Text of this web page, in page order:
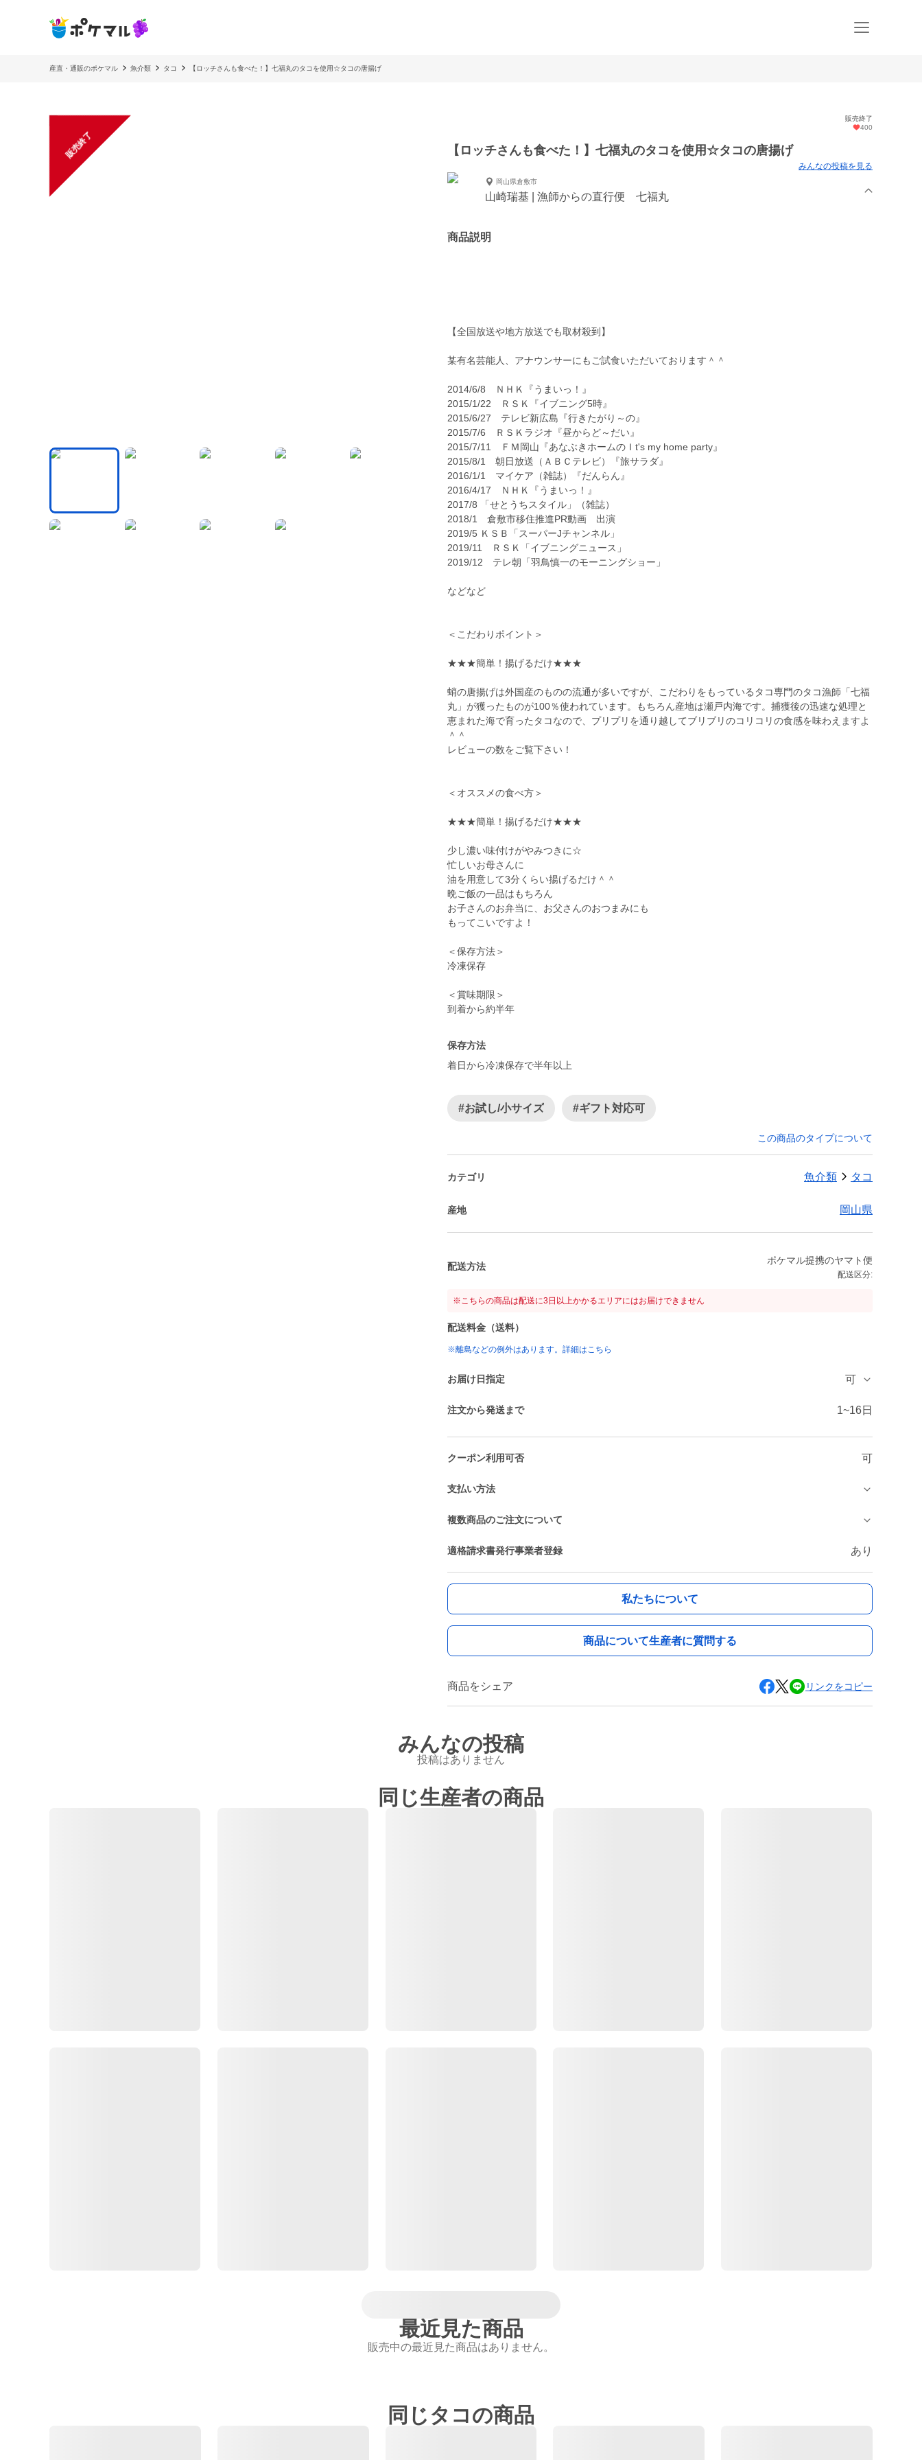
産直・通販のポケマル 魚介類 タコ 【ロッチさんも食べた！】七福丸のタコを使用☆タコの唐揚げ
販売終了
販売終了
400
【ロッチさんも食べた！】七福丸のタコを使用☆タコの唐揚げ
みんなの投稿を見る
岡山県倉敷市
山崎瑞基 | 漁師からの直行便 七福丸
商品説明
【全国放送や地方放送でも取材殺到】
某有名芸能人、アナウンサーにもご試食いただいております＾＾
2014/6/8 ＮＨＫ『うまいっ！』
2015/1/22 ＲＳＫ『イブニング5時』
2015/6/27 テレビ新広島『行きたがり～の』
2015/7/6 ＲＳＫラジオ『昼からど～だい』
2015/7/11 ＦＭ岡山『あなぶきホームのＩt's my home party』
2015/8/1 朝日放送（ＡＢＣテレビ）『旅サラダ』
2016/1/1 マイケア（雑誌）『だんらん』
2016/4/17 ＮＨＫ『うまいっ！』
2017/8 「せとうちスタイル」（雑誌）
2018/1 倉敷市移住推進PR動画 出演
2019/5 ＫＳＢ「スーパーJチャンネル」
2019/11 ＲＳＫ「イブニングニュース」
2019/12 テレ朝「羽鳥慎一のモーニングショー」
などなど
＜こだわりポイント＞
★★★簡単！揚げるだけ★★★
蛸の唐揚げは外国産のものの流通が多いですが、こだわりをもっているタコ専門のタコ漁師「七福
丸」が獲ったものが100％使われています。もちろん産地は瀬戸内海です。捕獲後の迅速な処理と
恵まれた海で育ったタコなので、プリプリを通り越してブリブリのコリコリの食感を味わえますよ
＾＾
レビューの数をご覧下さい！
＜オススメの食べ方＞
★★★簡単！揚げるだけ★★★
少し濃い味付けがやみつきに☆
忙しいお母さんに
油を用意して3分くらい揚げるだけ＾＾
晩ご飯の一品はもちろん
お子さんのお弁当に、お父さんのおつまみにも
もってこいですよ！
＜保存方法＞
冷凍保存
＜賞味期限＞
到着から約半年
保存方法
着日から冷凍保存で半年以上
#お試し/小サイズ #ギフト対応可
この商品のタイプについて
カテゴリ 魚介類 タコ
産地 岡山県
配送方法
ポケマル提携のヤマト便
配送区分:
※こちらの商品は配送に3日以上かかるエリアにはお届けできません
配送料金（送料）
※離島などの例外はあります。詳細はこちら
お届け日指定 可
注文から発送まで 1~16日
クーポン利用可否 可
支払い方法
複数商品のご注文について
適格請求書発行事業者登録 あり
私たちについて
商品について生産者に質問する
商品をシェア リンクをコピー
みんなの投稿
投稿はありません
同じ生産者の商品
最近見た商品
販売中の最近見た商品はありません。
同じタコの商品